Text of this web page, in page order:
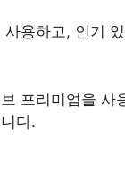
사용하고, 인기
프리미엄을 사
다.